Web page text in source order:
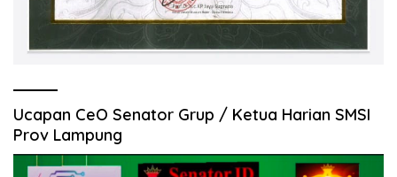
Ucapan CeO Senator Grup / Ketua Harian SMSI
Prov Lampung